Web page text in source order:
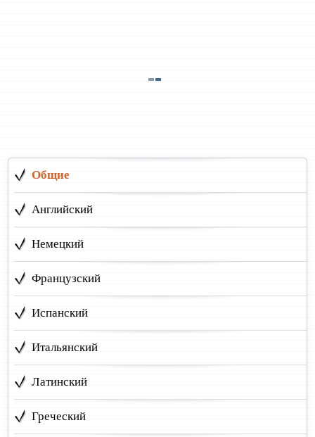
Общие
Английский
Немецкий
Французский
Испанский
Итальянский
Латинский
Греческий